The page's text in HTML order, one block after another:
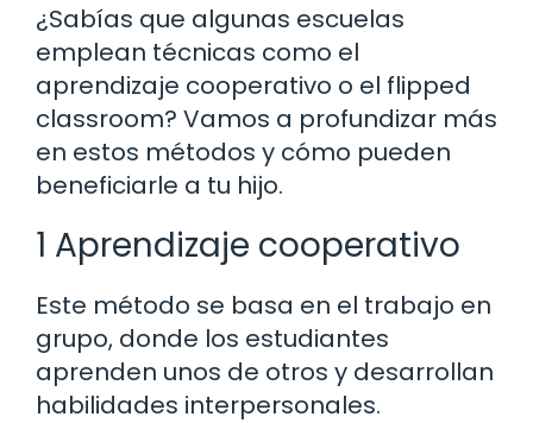
¿Sabías que algunas escuelas
emplean técnicas como el
aprendizaje cooperativo o el flipped
classroom? Vamos a profundizar más
en estos métodos y cómo pueden
beneficiarle a tu hijo.
1 Aprendizaje cooperativo
Este método se basa en el trabajo en
grupo, donde los estudiantes
aprenden unos de otros y desarrollan
habilidades interpersonales.